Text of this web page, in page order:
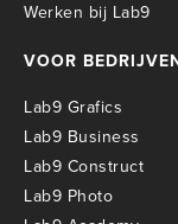
Werken bij Lab9
VOOR
Lab9 Grafics
Lab9 Business
Lab9 Construct
Lab9 Photo